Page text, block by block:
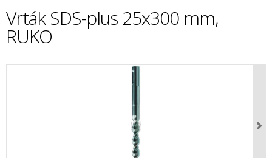
Vrták SDS-plus 25x300 mm,
RUKO